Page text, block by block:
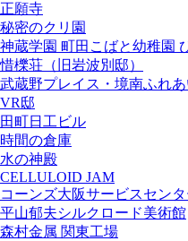
正願寺
秘密のクリ園
神蔵学園 町田こばと幼稚園
惜櫟荘（旧岩波別邸）
武蔵野プレイス・境南ふれ
VR邸
田町日工ビル
時間の倉庫
水の神殿
CELLULOID JAM
コーンズ大阪サービスセン
平山郁夫シルクロード美術館
森村金属 関東工場